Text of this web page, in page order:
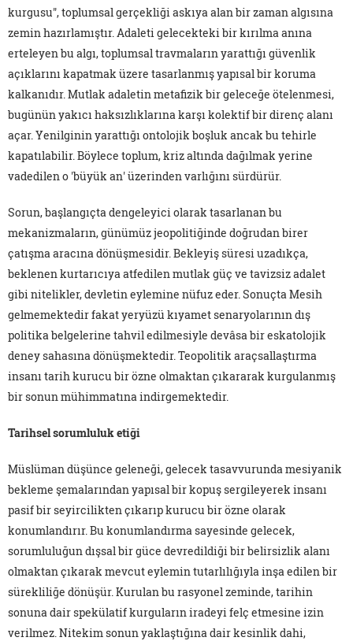
kurgusu", toplumsal gerçekliği askıya alan bir zaman algısına
zemin hazırlamıştır. Adaleti gelecekteki bir kırılma anına
erteleyen bu algı, toplumsal travmaların yarattığı güvenlik
açıklarını kapatmak üzere tasarlanmış yapısal bir koruma
kalkanıdır. Mutlak adaletin metafizik bir geleceğe ötelenmesi,
bugünün yakıcı haksızlıklarına karşı kolektif bir direnç alanı
açar. Yenilginin yarattığı ontolojik boşluk ancak bu tehirle
kapatılabilir. Böylece toplum, kriz altında dağılmak yerine
vadedilen o 'büyük an' üzerinden varlığını sürdürür.
Sorun, başlangıçta dengeleyici olarak tasarlanan bu
mekanizmaların, günümüz jeopolitiğinde doğrudan birer
çatışma aracına dönüşmesidir. Bekleyiş süresi uzadıkça,
beklenen kurtarıcıya atfedilen mutlak güç ve tavizsiz adalet
gibi nitelikler, devletin eylemine nüfuz eder. Sonuçta Mesih
gelmemektedir fakat yeryüzü kıyamet senaryolarının dış
politika belgelerine tahvil edilmesiyle devâsa bir eskatolojik
deney sahasına dönüşmektedir. Teopolitik araçsallaştırma
insanı tarih kurucu bir özne olmaktan çıkararak kurgulanmış
bir sonun mühimmatına indirgemektedir.
Tarihsel sorumluluk etiği
Müslüman düşünce geleneği, gelecek tasavvurunda mesiyanik
bekleme şemalarından yapısal bir kopuş sergileyerek insanı
pasif bir seyircilikten çıkarıp kurucu bir özne olarak
konumlandırır. Bu konumlandırma sayesinde gelecek,
sorumluluğun dışsal bir güce devredildiği bir belirsizlik alanı
olmaktan çıkarak mevcut eylemin tutarlılığıyla inşa edilen bir
sürekliliğe dönüşür. Kurulan bu rasyonel zeminde, tarihin
sonuna dair spekülatif kurguların iradeyi felç etmesine izin
verilmez. Nitekim sonun yaklaştığına dair kesinlik dahi,